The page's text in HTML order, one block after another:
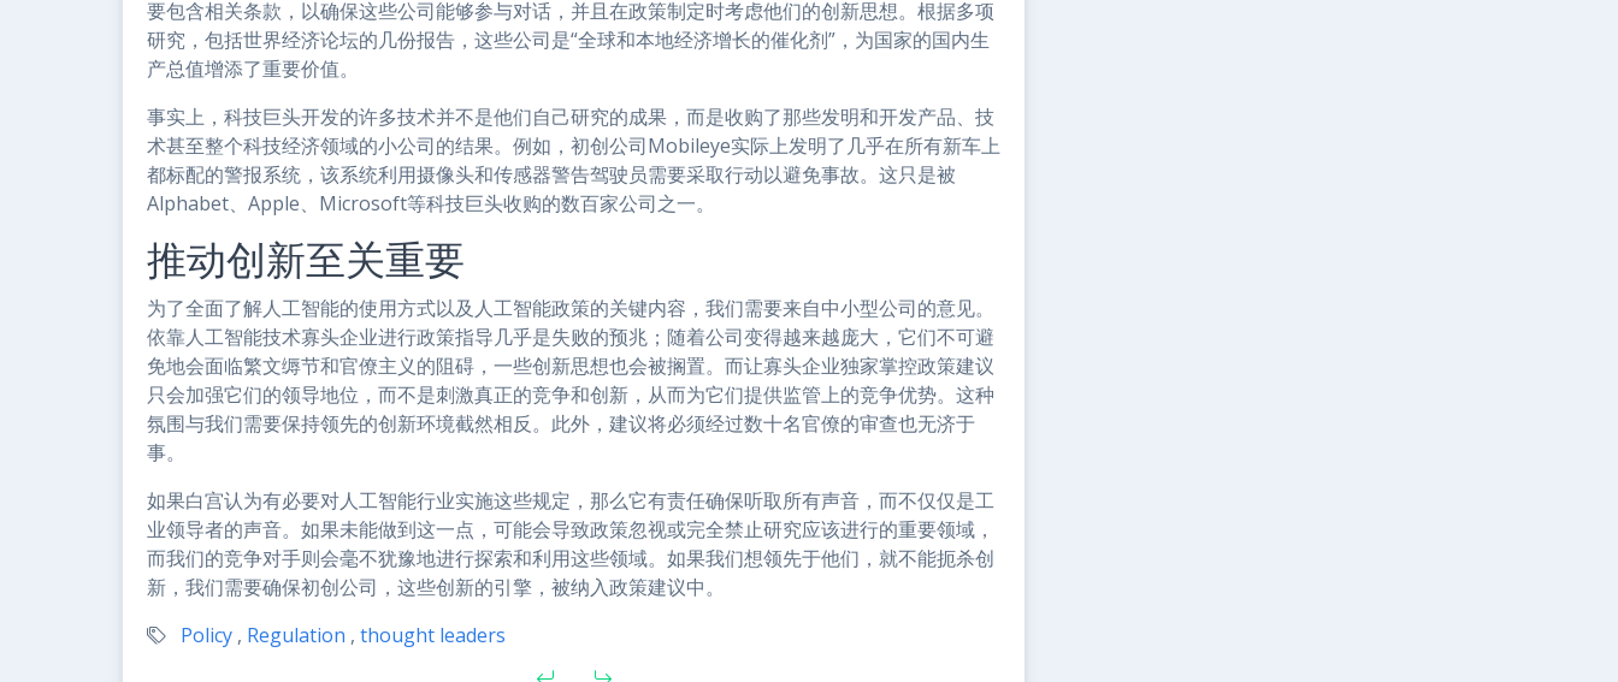
要包含相关条款，以确保这些公司能够参与对话，并且在政策制定时考虑他们的创新思想。根据多项
研究，包括世界经济论坛的几份报告，这些公司是“全球和本地经济增长的催化剂”，为国家的国内生
产总值增添了重要价值。
事实上，科技巨头开发的许多技术并不是他们自己研究的成果，而是收购了那些发明和开发产品、技
术甚至整个科技经济领域的小公司的结果。例如，初创公司Mobileye实际上发明了几乎在所有新车上
都标配的警报系统，该系统利用摄像头和传感器警告驾驶员需要采取行动以避免事故。这只是被
Alphabet、Apple、Microsoft等科技巨头收购的数百家公司之一。
推动创新至关重要
为了全面了解人工智能的使用方式以及人工智能政策的关键内容，我们需要来自中小型公司的意见。
依靠人工智能技术寡头企业进行政策指导几乎是失败的预兆；随着公司变得越来越庞大，它们不可避
免地会面临繁文缛节和官僚主义的阻碍，一些创新思想也会被搁置。而让寡头企业独家掌控政策建议
只会加强它们的领导地位，而不是刺激真正的竞争和创新，从而为它们提供监管上的竞争优势。这种
氛围与我们需要保持领先的创新环境截然相反。此外，建议将必须经过数十名官僚的审查也无济于
事。
如果白宫认为有必要对人工智能行业实施这些规定，那么它有责任确保听取所有声音，而不仅仅是工
业领导者的声音。如果未能做到这一点，可能会导致政策忽视或完全禁止研究应该进行的重要领域，
而我们的竞争对手则会毫不犹豫地进行探索和利用这些领域。如果我们想领先于他们，就不能扼杀创
新，我们需要确保初创公司，这些创新的引擎，被纳入政策建议中。
Policy , Regulation , thought leaders